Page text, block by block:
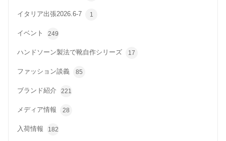
イタリア出張2026.6-7 1
イベント 249
ハンドソーン製法で靴自作シリーズ 17
ファッション談義 85
ブランド紹介 221
メディア情報 28
入荷情報 182